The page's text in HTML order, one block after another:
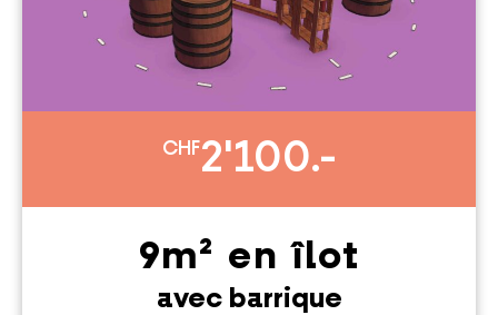
CHF2'100.-
9m² en îlot
avec barrique